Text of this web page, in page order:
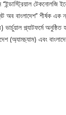
টেকনোলজি
অব বাংলাদেশ’’ শীর্ষক
ভার্চুয়াল প্ল্যাটফর্মে
(অ্যামচ্যাম) এবং